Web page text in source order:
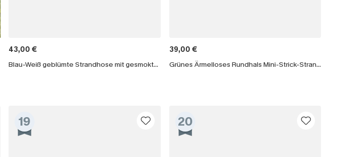
43,00 €
Blau-Weiß geblümte Strandhose mit gesmoktem Bund
39,00 €
Grünes Ärmelloses Rundhals Mini-Strick-Strandkleid
19 20